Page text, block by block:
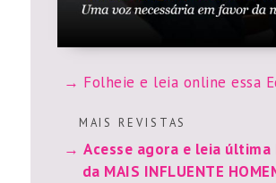
Folheie e leia online essa
M A I S R E V I S T A S
Acesse agora e leia última
da MAIS INFLUENTE